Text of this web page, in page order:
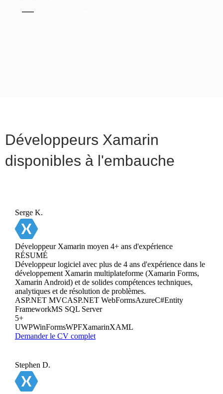
Développeurs Xamarin
disponibles à l'embauche
Serge K.
Développeur Xamarin moyen 4+ ans d'expérience
RÉSUMÉ
Développeur logiciel avec plus de 4 ans d'expérience dans le
développement Xamarin multiplateforme (Xamarin Forms,
Xamarin Android) et de solides compétences techniques,
analytiques et de résolution de problèmes.
ASP.NET MVCASP.NET WebFormsAzureC#Entity
FrameworkMS SQL Server
5+
UWPWinFormsWPFXamarinXAML
Demander le CV complet
Stephen D.